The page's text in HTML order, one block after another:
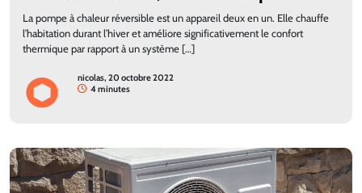
La pompe à chaleur réversible est un appareil deux en un. Elle chauffe
l’habitation durant l’hiver et améliore significativement le confort
thermique par rapport à un système […]
nicolas, 20 octobre 2022
4 minutes